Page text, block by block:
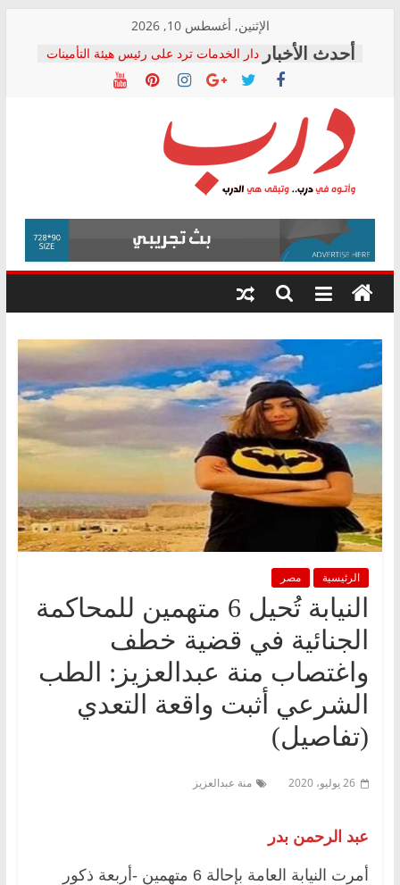
content
الإثنين, أغسطس 10, 2026
دار الخدمات ترد على رئيس هيئة التأمينات
بعد مؤتمره الصحفي: إنكار الأزمة لا ينهي
معاناة أصحاب المعاشات.. ونطالب بكشف
فرحات سليمان يكتب: القطاع الصحي إلى
أين؟
حزب التحالف الشعبي يطلق لجنة “الحق
في الصحة” بالإسكندرية لرصد الانتهاكات
ودعم المرضى
الوزاري لمدينة الصحفيين.. وانتهاء أعمال
إنشاء المبنى الإداري
المجلس القومي لحقوق الإنسان يعلن
متابعة قضية الدكتور محمد زهران.. ويؤكد:
قرينة البراءة وضمانات المحاكمة العادلة
درب
وأتوه
درب..
وتبقى
هي
الرئيسية مصر
النيابة تُحيل 6 متهمين للمحاكمة
الجنائية في قضية خطف
واغتصاب منة عبدالعزيز: الطب
الشرعي أثبت واقعة التعدي
(تفاصيل)
26 يوليو، 2020 منة عبدالعزيز
عبد الرحمن بدر
أمرت النيابة العامة بإحالة 6 متهمين -أربعة ذكور